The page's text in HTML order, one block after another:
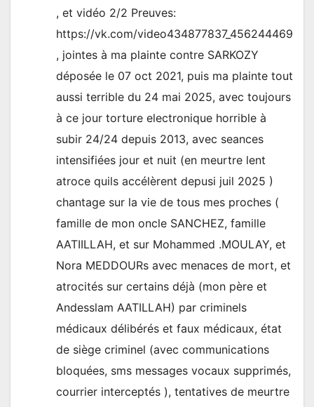
, et vidéo 2/2 Preuves:
https://vk.com/video434877837_456244469
, jointes à ma plainte contre SARKOZY
déposée le 07 oct 2021, puis ma plainte tout
aussi terrible du 24 mai 2025, avec toujours
à ce jour torture electronique horrible à
subir 24/24 depuis 2013, avec seances
intensifiées jour et nuit (en meurtre lent
atroce quils accélèrent depusi juil 2025 )
chantage sur la vie de tous mes proches (
famille de mon oncle SANCHEZ, famille
AATIILLAH, et sur Mohammed .MOULAY, et
Nora MEDDOURs avec menaces de mort, et
atrocités sur certains déjà (mon père et
Andesslam AATILLAH) par criminels
médicaux délibérés et faux médicaux, état
de siège criminel (avec communications
bloquées, sms messages vocaux supprimés,
courrier interceptés ), tentatives de meurtre